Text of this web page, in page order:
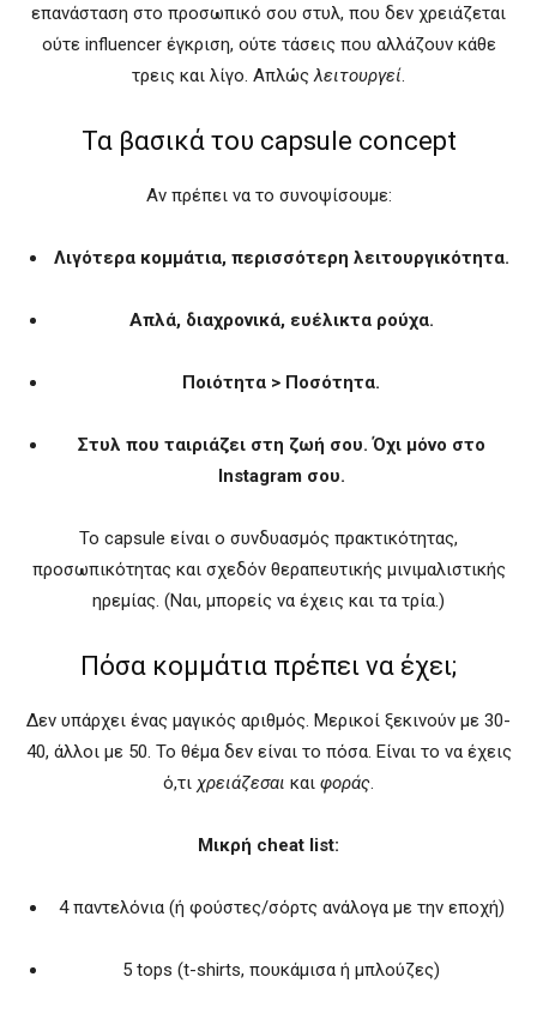
επανάσταση στο προσωπικό σου στυλ, που δεν χρειάζεται
ούτε influencer έγκριση, ούτε τάσεις που αλλάζουν κάθε
τρεις και λίγο. Απλώς λειτουργεί
Τα βασικά του capsule concept
Αν πρέπει να το συνοψίσουμε:
Λιγότερα κομμάτια, περισσότερη λειτουργικότητα.
Απλά, διαχρονικά, ευέλικτα ρούχα.
Ποιότητα > Ποσότητα.
Στυλ που ταιριάζει στη ζωή σου. Όχι μόνο στο
Instagram σου.
Το capsule είναι ο συνδυασμός πρακτικότητας,
προσωπικότητας και σχεδόν θεραπευτικής μινιμαλιστικής
ηρεμίας. (Ναι, μπορείς να έχεις και τα τρία.)
Πόσα κομμάτια πρέπει να έχει;
Δεν υπάρχει ένας μαγικός αριθμός. Μερικοί ξεκινούν με 30-
40, άλλοι με 50. Το θέμα δεν είναι το πόσα. Είναι το να έχεις
ό,τι χρειάζεσαι και φοράς
Μικρή cheat list:
4 παντελόνια (ή φούστες/σόρτς ανάλογα με την εποχή)
5 tops (t-shirts, πουκάμισα ή μπλούζες)